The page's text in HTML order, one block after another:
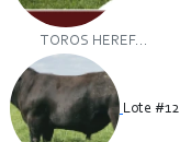
TOROS HEREF...
Lote #12